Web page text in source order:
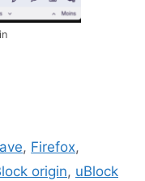
, Firefox,
origin, uBlock